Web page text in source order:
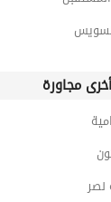
مجاورة
نصر